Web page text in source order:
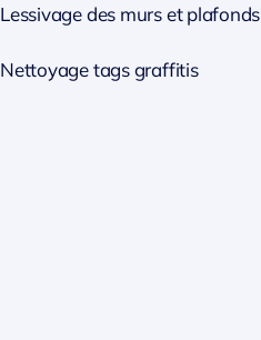
Lessivage des murs et plafonds
Nettoyage tags graffitis